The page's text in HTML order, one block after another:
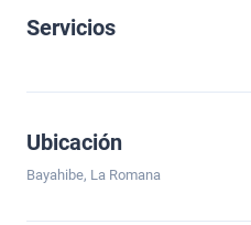
Servicios
Ubicación
Bayahibe, La Romana